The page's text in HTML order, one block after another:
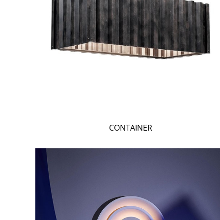
CONTAINER